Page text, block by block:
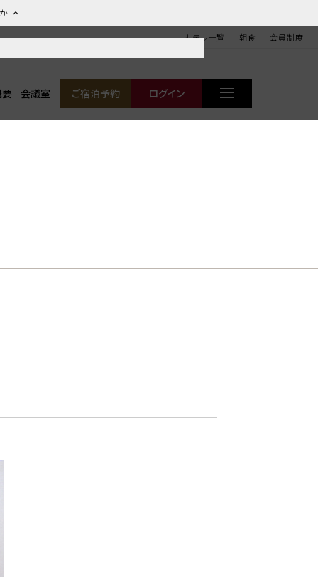
ホテル一覧 朝食 会員制度
要 会議室 ご宿泊予約 ログイン